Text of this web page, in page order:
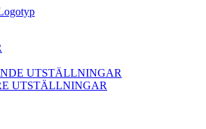
UTSTÄLLNINGAR
UTSTÄLLNINGAR